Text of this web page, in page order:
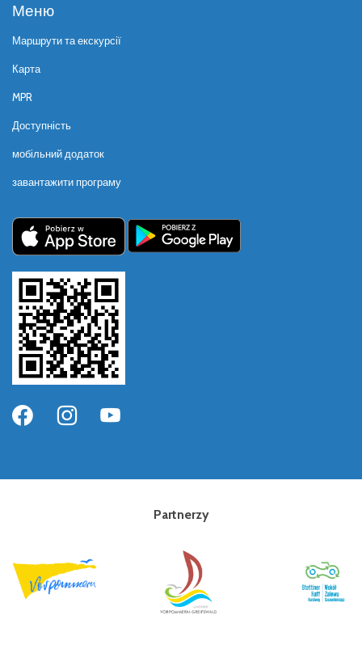
Меню
Маршрути та екскурсії
Карта
MPR
Доступність
мобільний додаток
завантажити програму
Partnerzy